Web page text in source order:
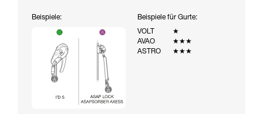
Beispiele:
Beispiele für Gurte:
VOLT
★
AVAO
★★★
ASTRO
★★★